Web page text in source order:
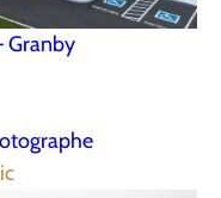
Granby